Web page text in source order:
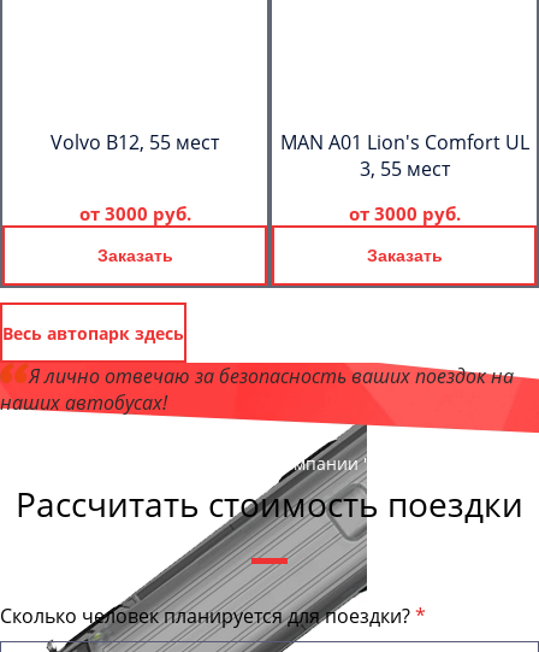
Volvo B12, 55 мест
от 3000 руб.
Заказать
MAN A01 Lion's Comfort UL
3, 55 мест
от 3000 руб.
Заказать
Весь автопарк здесь
Я лично отвечаю за безопасность ваших поездок на
наших автобусах!
, директор компании "ОмскБас"
Рассчитать стоимость поездки
Сколько человек планируется для поездки?